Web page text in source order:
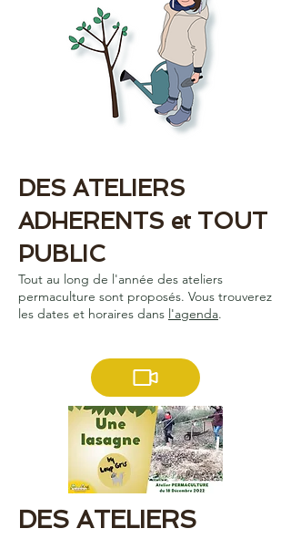
DES ATELIERS
ADHERENTS et TOUT
PUBLIC
Tout au long de l'année des ateliers
permaculture sont proposés. Vous trouverez
les dates et horaires dans l'agenda.
DES ATELIERS